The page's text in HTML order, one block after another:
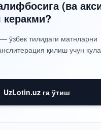
(ва
ўзбек тилидаги матнларни
қилиш учун
UzLotin.uz га ўтиш